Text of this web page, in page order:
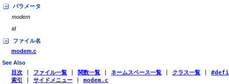
パラメータ
modem
id
ファイル名
modem.c
See Also
目次 ファイル一覧 関数一覧 ネームスペース一覧 クラス一覧
索引
サイドメニュー modem.c